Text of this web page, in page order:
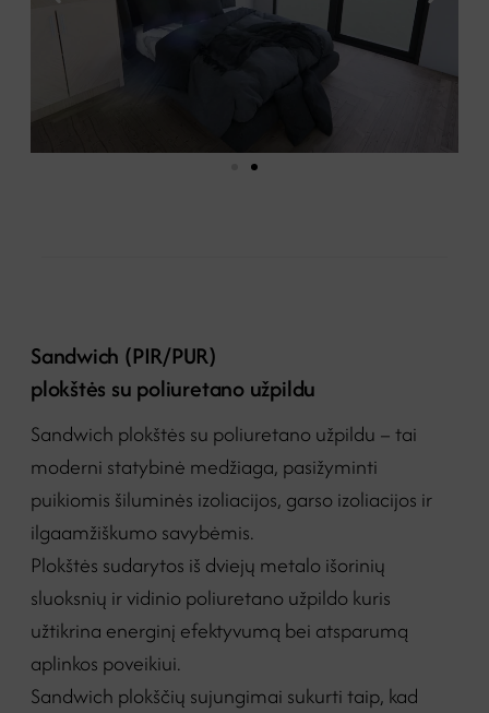
Sandwich (PIR/PUR)
plokštės su poliuretano užpildu
Sandwich plokštės su poliuretano užpildu – tai
moderni statybinė medžiaga, pasižyminti
puikiomis šiluminės izoliacijos, garso izoliacijos ir
ilgaamžiškumo savybėmis.
Plokštės sudarytos iš dviejų metalo išorinių
sluoksnių ir vidinio poliuretano užpildo kuris
užtikrina energinį efektyvumą bei atsparumą
aplinkos poveikiui.
Sandwich plokščių sujungimai sukurti taip, kad